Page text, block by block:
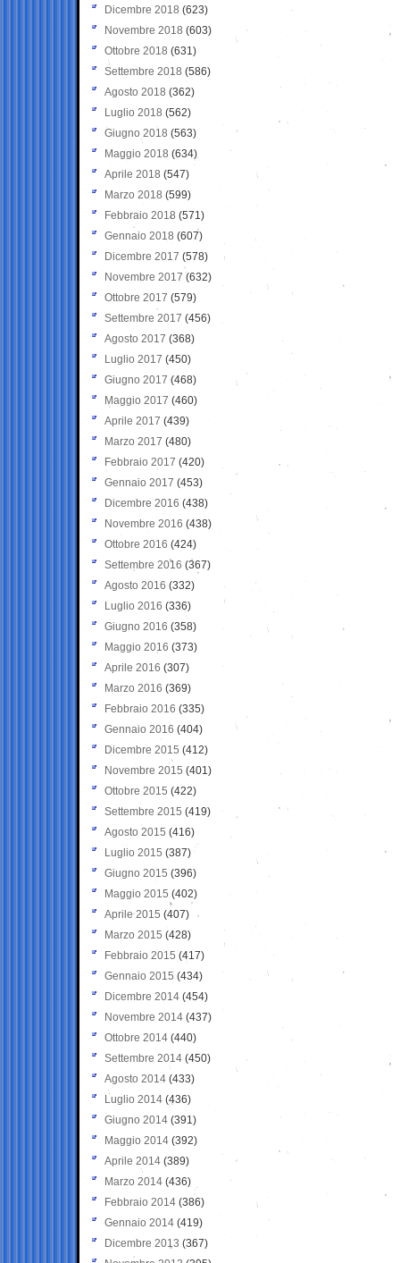
Dicembre 2018 (623)
Novembre 2018 (603)
Ottobre 2018 (631)
Settembre 2018 (586)
Agosto 2018 (362)
Luglio 2018 (562)
Giugno 2018 (563)
Maggio 2018 (634)
Aprile 2018 (547)
Marzo 2018 (599)
Febbraio 2018 (571)
Gennaio 2018 (607)
Dicembre 2017 (578)
Novembre 2017 (632)
Ottobre 2017 (579)
Settembre 2017 (456)
Agosto 2017 (368)
Luglio 2017 (450)
Giugno 2017 (468)
Maggio 2017 (460)
Aprile 2017 (439)
Marzo 2017 (480)
Febbraio 2017 (420)
Gennaio 2017 (453)
Dicembre 2016 (438)
Novembre 2016 (438)
Ottobre 2016 (424)
Settembre 2016 (367)
Agosto 2016 (332)
Luglio 2016 (336)
Giugno 2016 (358)
Maggio 2016 (373)
Aprile 2016 (307)
Marzo 2016 (369)
Febbraio 2016 (335)
Gennaio 2016 (404)
Dicembre 2015 (412)
Novembre 2015 (401)
Ottobre 2015 (422)
Settembre 2015 (419)
Agosto 2015 (416)
Luglio 2015 (387)
Giugno 2015 (396)
Maggio 2015 (402)
Aprile 2015 (407)
Marzo 2015 (428)
Febbraio 2015 (417)
Gennaio 2015 (434)
Dicembre 2014 (454)
Novembre 2014 (437)
Ottobre 2014 (440)
Settembre 2014 (450)
Agosto 2014 (433)
Luglio 2014 (436)
Giugno 2014 (391)
Maggio 2014 (392)
Aprile 2014 (389)
Marzo 2014 (436)
Febbraio 2014 (386)
Gennaio 2014 (419)
Dicembre 2013 (367)